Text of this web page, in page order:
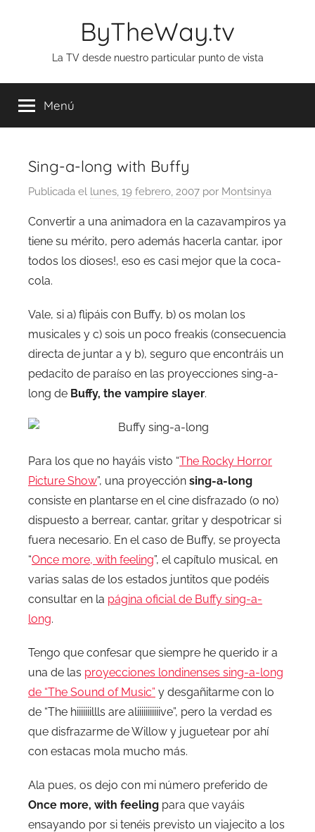
ByTheWay.tv
La TV desde nuestro particular punto de vista
Menú
Sing-a-long with Buffy
Publicada el lunes, 19 febrero, 2007 por Montsinya
Convertir a una animadora en la cazavampiros ya
tiene su mérito, pero además hacerla cantar, ¡por
todos los dioses!, eso es casi mejor que la coca-
cola.
Vale, si a) flipáis con Buffy, b) os molan los
musicales y c) sois un poco freakis (consecuencia
directa de juntar a y b), seguro que encontráis un
pedacito de paraíso en las proyecciones sing-a-
long de Buffy, the vampire slayer.
Para los que no hayáis visto “The Rocky Horror
Picture Show”, una proyección sing-a-long
consiste en plantarse en el cine disfrazado (o no)
dispuesto a berrear, cantar, gritar y despotricar si
fuera necesario. En el caso de Buffy, se proyecta
“Once more, with feeling”, el capítulo musical, en
varias salas de los estados juntitos que podéis
consultar en la página oficial de Buffy sing-a-
long.
Tengo que confesar que siempre he querido ir a
una de las proyecciones londinenses sing-a-long
de “The Sound of Music” y desgañitarme con lo
de “The hiiiiiiillls are aliiiiiiiiiiive”, pero la verdad es
que disfrazarme de Willow y juguetear por ahí
con estacas mola mucho más.
Ala pues, os dejo con mi número preferido de
Once more, with feeling para que vayáis
ensayando por si tenéis previsto un viajecito a los